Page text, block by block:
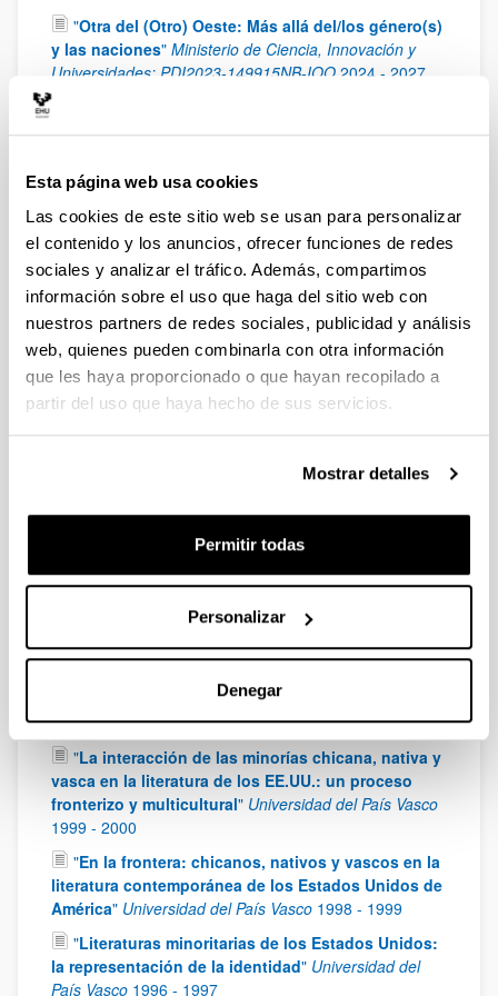
Esta página web usa cookies
Las cookies de este sitio web se usan para personalizar
el contenido y los anuncios, ofrecer funciones de redes
sociales y analizar el tráfico. Además, compartimos
información sobre el uso que haga del sitio web con
nuestros partners de redes sociales, publicidad y análisis
web, quienes pueden combinarla con otra información
que les haya proporcionado o que hayan recopilado a
partir del uso que haya hecho de sus servicios.
Mostrar detalles
Permitir todas
Personalizar
Denegar
"Otra del (Otro) Oeste: Más allá del/los género(s)
y las naciones" Ministerio de Ciencia, Innovación y
Universidades: PDI2023-149915NB-IOO 2024 - 2027
el cine y la cultura del siglo XXI. Un enfoque
Ciencia, Innovación y Universidades: PGC2018-
"El Nuevo Oeste Americano: Literatura, cine y
trasvases artísticos en un espacio transfronterizo y
multicultural"Proyecto de Investigación Fundamental
No Orientada (Ministerio de Ciencia e Innovación):
FFI2014-52738-P 2015-2017
"La literatura del oeste de los de los EE.UU. en el
siglo XXI: ¿un territorio sin fronteras?"Proyecto de
Investigación Fundamental No Orientada (Ministerio de
Ciencia e Innovación): FFI2011-23598. 2011-2014
Espacios literarios regionales y su proyección
- )"Proyecto de Investigación Fundamental No
Orientada (Ministerio de Ciencia e Innovación):
"Espacio, identidad y mito en la narrativa
contemporánea del Oeste norteamericano
Universidad del País Vasco 2003-2005
contemporánea de los Estados Unidos (1980-2000)
Universidad del País Vasco 2001-2003
"La interacción de las minorías chicana, nativa y
vasca en la literatura de los EE.UU.: un proceso
fronterizo y multicultural" Universidad del País Vasco
1999 - 2000
"En la frontera: chicanos, nativos y vascos en la
literatura contemporánea de los Estados Unidos de
América" Universidad del País Vasco 1998 - 1999
"Literaturas minoritarias de los Estados Unidos:
la representación de la identidad" Universidad del
País Vasco 1996 - 1997